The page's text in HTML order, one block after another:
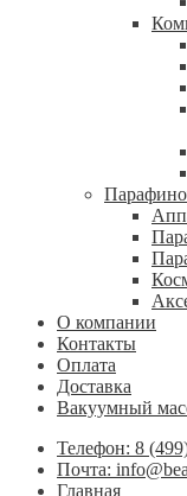
О компании
Контакты
Оплата
Доставка
Вакуумный
Телефон: 8
Почта:
Главная